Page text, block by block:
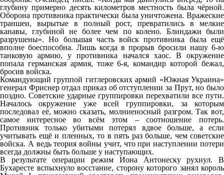
глубину примерно десять километров местность была чёрной.
Оборона противника практически была уничтожена. Вражеские
траншеи, вырытые в полный рост, превратились в мелкие
канавы, глубиной не более чем по колено. Блиндажи были
разрушены». Но большая часть войск противника была ещё
вполне боеспособна. Лишь когда в прорыв бросили нашу 6-ю
танковую армию, у противника начался хаос. В окружение
попала германская армия, тоже 6-я, командир которой бежал,
бросив войска.
Командующий группой гитлеровских армий «Южная Украина»
генерал Фриснер отдал приказ об отступлении за Прут, но было
поздно. Советские ударные группировки перехватили все пути.
Началось окружение уже всей группировки, за которым
последовал её, можно сказать, молниеносный разгром. Так вот,
самое интересное во всём этом – соотношение потерь.
Противник только убитыми потерял вдвое больше, а если
учитывать ещё и пленных, то в пять раз больше, чем советские
войска. А ведь теория войны учит, что при наступлении потери
всегда должны быть больше у наступающих.
В результате операции режим Иона Антонеску рухнул. В
Бухаресте вспыхнуло восстание, сторону которого занял король